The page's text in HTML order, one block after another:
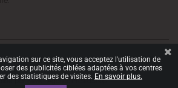
by Savourea. All Rights Reserved.
parKiwik - Agence PrestaShop
sur ce site, vous acceptez l'utilisation de
des publicités ciblées adaptées à vos centres
des statistiques de visites. En savoir plus.